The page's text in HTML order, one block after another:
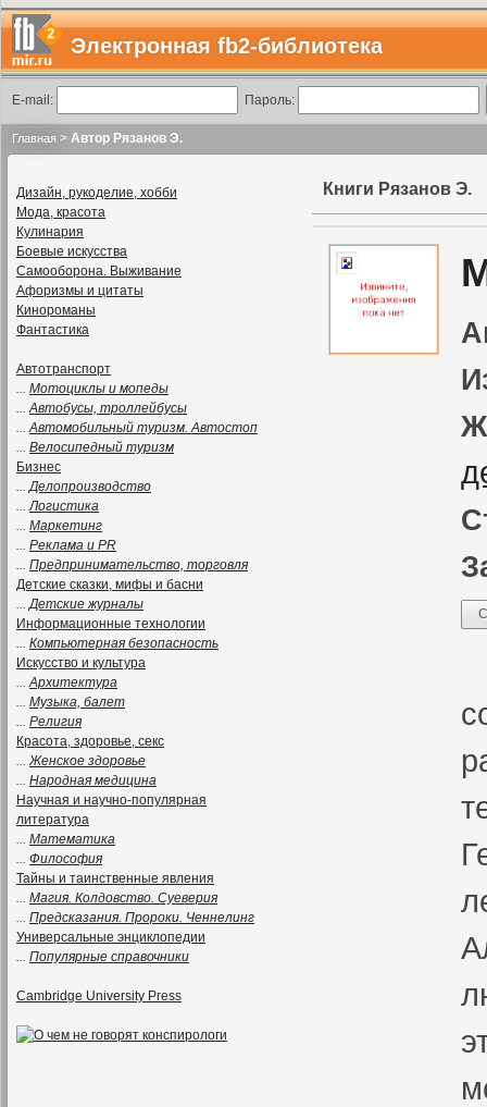
Электронная fb2-библиотека
E-mail: Пароль:
Главная > Автор Рязанов Э.
Дизайн, рукоделие, хобби
Мода, красота
Кулинария
Боевые искусства
Самооборона. Выживание
Афоризмы и цитаты
Кинороманы
Фантастика
Автотранспорт
... Мотоциклы и мопеды
...Автобусы, троллейбусы
...Автомобильный туризм. Автостоп
... Велосипедный туризм
Бизнес
...Делопроизводство
...Логистика
... Маркетинг
... Реклама и PR
... Предпринимательство, торговля
Детские сказки, мифы и басни
...Детские журналы
Информационные технологии
... Компьютерная безопасность
Искусство и культура
...Архитектура
... Музыка, балет
... Религия
Красота, здоровье, секс
...Женское здоровье
... Народная медицина
Научная и научно-популярная
литература
... Математика
... Философия
Тайны и таинственные явления
... Магия. Колдовство. Суеверия
... Предсказания. Пророки. Ченнелинг
Универсальные энциклопедии
... Популярные справочники
Cambridge University Press
Книги Рязанов Э.